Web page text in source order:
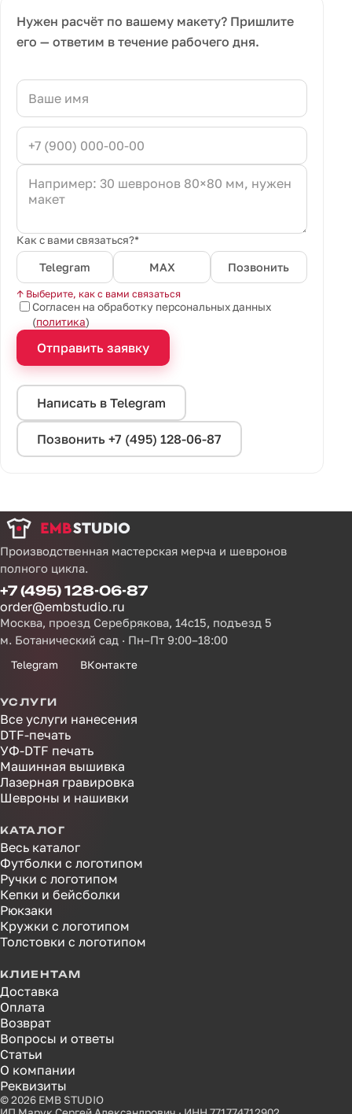
Нужен расчёт по вашему макету? Пришлите
его — ответим в течение рабочего дня.
Как с вами связаться?*
Telegram MAX Позвонить
↑ Выберите, как с вами связаться
Согласен на обработку персональных данных
(политика)
Отправить заявку
Написать в Telegram
Позвонить +7 (495) 128-06-87
Производственная мастерская мерча и шевронов
полного цикла.
+7 (495) 128-06-87
order@embstudio.ru
Москва, проезд Серебрякова, 14с15, подъезд 5
м. Ботанический сад · Пн–Пт 9:00–18:00
Telegram ВКонтакте
УСЛУГИ
Все услуги нанесения
DTF-печать
УФ-DTF печать
Машинная вышивка
Лазерная гравировка
Шевроны и нашивки
КАТАЛОГ
Весь каталог
Футболки с логотипом
Ручки с логотипом
Кепки и бейсболки
Рюкзаки
Кружки с логотипом
Толстовки с логотипом
КЛИЕНТАМ
Доставка
Оплата
Возврат
Вопросы и ответы
Статьи
О компании
Реквизиты
© 2026 EMB STUDIO